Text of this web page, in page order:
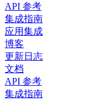
API 参考
集成指南
应用集成
博客
更新日志
文档
API 参考
集成指南